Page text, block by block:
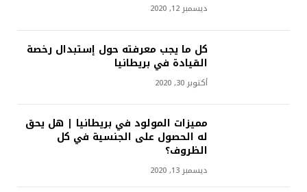
ديسمبر 12, 2020
كل ما يجب معرفته حول إستبدال رخصة
القيادة في بريطانيا
أكتوبر 30, 2020
مميزات المولود في بريطانيا | هل يحق
له الحصول على الجنسية في كل
الظروف؟
ديسمبر 13, 2020